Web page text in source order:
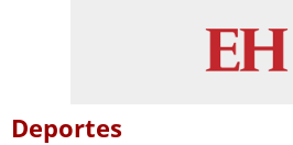
Deportes